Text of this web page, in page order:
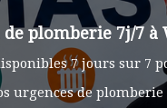
plomberie 7j/7 à
7 jours sur 7
urgences de plomberie